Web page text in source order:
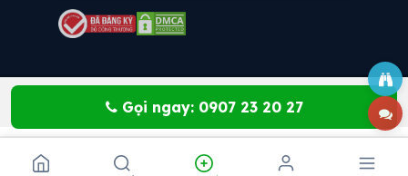
Gọi ngay: 0907 23 20 27